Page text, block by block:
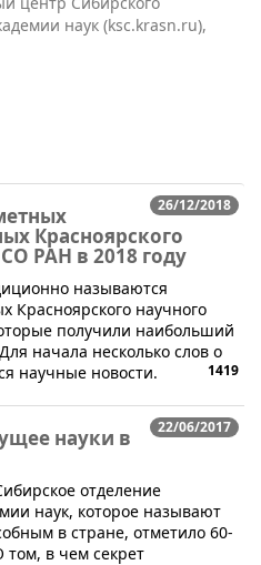
наук (ksc.krasn.ru),
26/12/2018
Красноярского
РАН в 2018 году
называются
Красноярского научного
получили наибольший
начала несколько слов о
научные новости.
1419
22/06/2017
науки в
отделение
наук, которое называют
в стране, отметило 60-
в чем секрет